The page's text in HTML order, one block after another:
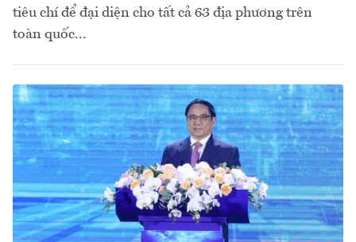
tiêu chí để đại diện cho tất cả 63 địa phương trên
toàn quốc...